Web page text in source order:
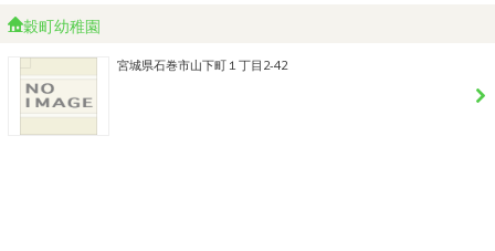
穀町幼稚園
宮城県石巻市山下町１丁目2-42